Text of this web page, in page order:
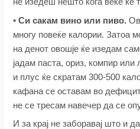
не изедеш нешто кога веќе ќе
•Си сакам вино или пиво.
многу повеќе калории. Затоа
на денот овошје ќе изедам
јадам паста, ориз, компир или
и плус ќе скратам 300-500
кафана се оставам во
не се тресам навечер да се
И за крај не заборавај што и